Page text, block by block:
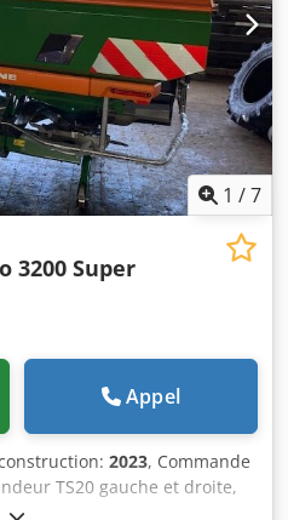
1 /7
3200 Super
Appel
2023, Commande
TS20 gauche et droite,
et droite avec Auto TS /